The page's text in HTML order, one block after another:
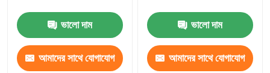
ভালো দাম
আমাদের সাথে যোগাযোগ
ভালো দাম
আমাদের সাথে যোগাযোগ